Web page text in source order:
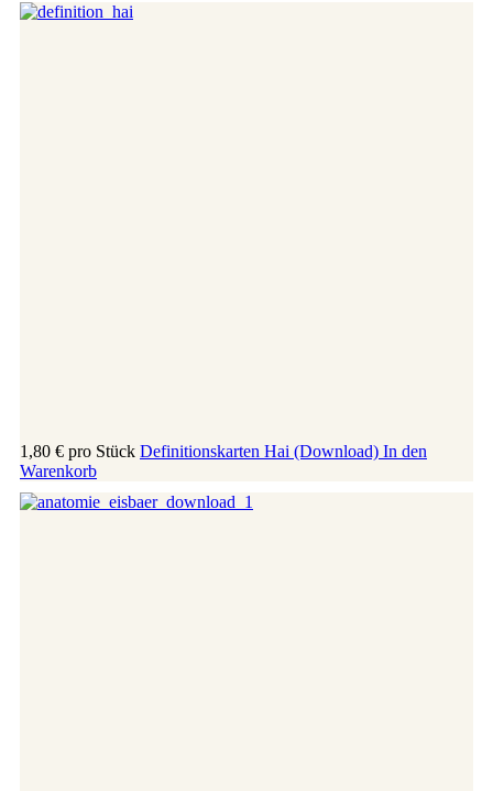
1,80 € pro Stück Definitionskarten Hai (Download) In den
Warenkorb